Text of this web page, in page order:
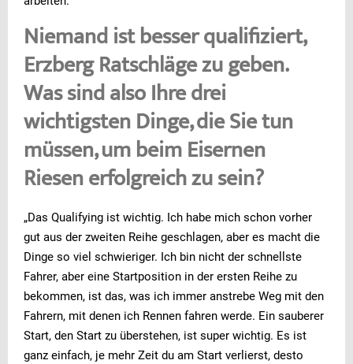
Niemand ist besser qualifiziert,
Erzberg Ratschläge zu geben.
Was sind also Ihre drei
wichtigsten Dinge, die Sie tun
müssen, um beim Eisernen
Riesen erfolgreich zu sein?
„Das Qualifying ist wichtig. Ich habe mich schon vorher
gut aus der zweiten Reihe geschlagen, aber es macht die
Dinge so viel schwieriger. Ich bin nicht der schnellste
Fahrer, aber eine Startposition in der ersten Reihe zu
bekommen, ist das, was ich immer anstrebe Weg mit den
Fahrern, mit denen ich Rennen fahren werde. Ein sauberer
Start, den Start zu überstehen, ist super wichtig. Es ist
ganz einfach, je mehr Zeit du am Start verlierst, desto